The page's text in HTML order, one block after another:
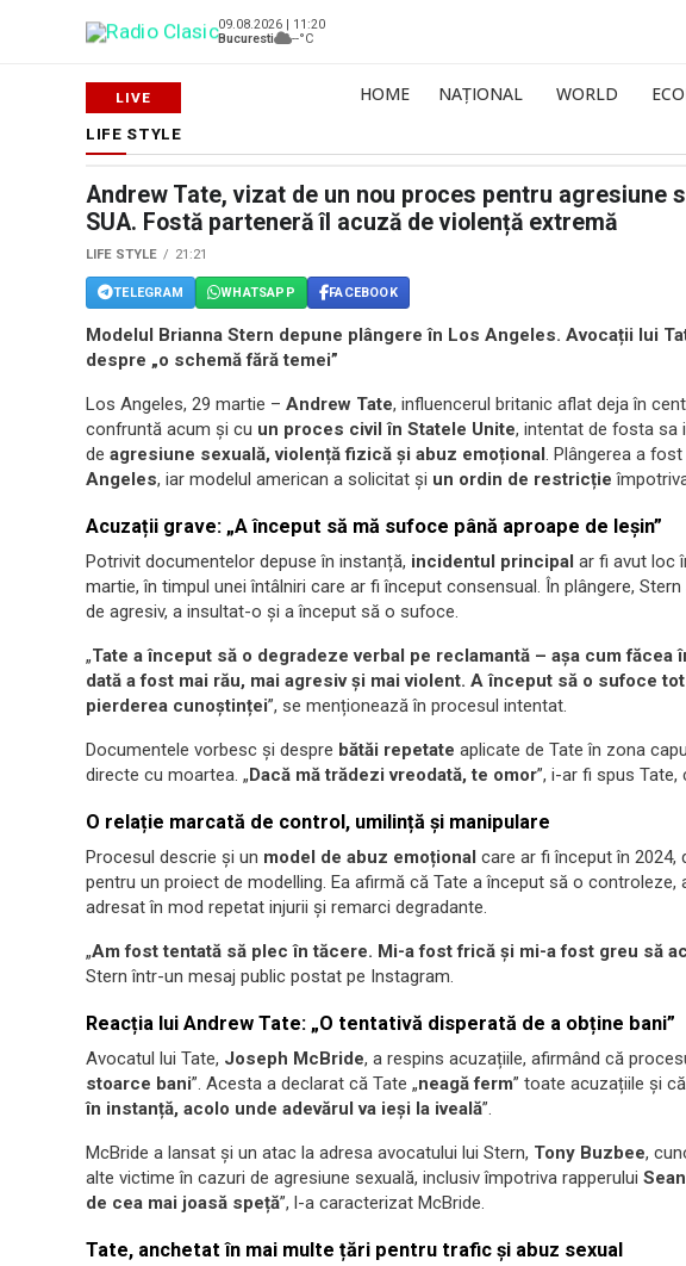
09.08.2026 | 11:20
Bucuresti
--°C
HOME NAȚIONAL WORLD
LIFE STYLE
Andrew Tate, vizat de un nou proces pentru agresiune
SUA. Fostă parteneră îl acuză de violență extremă
LIFE STYLE 21:21
TELEGRAM WHATSAPP FACEBOOK
Modelul Brianna Stern depune plângere în Los Angeles. Avocații lui
despre „o schemă fără temei”
Los Angeles, 29 martie – Andrew Tate, influencerul britanic aflat deja în
confruntă acum și cu un proces civil în Statele Unite, intentat de fosta sa
de agresiune sexuală, violență fizică și abuz emoțional. Plângerea a
Angeles, iar modelul american a solicitat și un ordin de restricție
Acuzații grave: „A început să mă sufoce până aproape de leșin”
Potrivit documentelor depuse în instanță, incidentul principal ar fi avut loc
martie, în timpul unei întâlniri care ar fi început consensual. În plângere,
de agresiv, a insultat-o și a început să o sufoce.
„Tate a început să o degradeze verbal pe reclamantă – așa cum făcea
dată a fost mai rău, mai agresiv și mai violent. A început să o sufoce
pierderea cunoștinței”, se menționează în procesul intentat.
Documentele vorbesc și despre bătăi repetate aplicate de Tate în zona
directe cu moartea. „Dacă mă trădezi vreodată, te omor”, i-ar fi spus
O relație marcată de control, umilință și manipulare
Procesul descrie și un model de abuz emoțional care ar fi început în 2024,
pentru un proiect de modelling. Ea afirmă că Tate a început să o controleze,
adresat în mod repetat injurii și remarci degradante.
„Am fost tentată să plec în tăcere. Mi-a fost frică și mi-a fost greu să
Stern într-un mesaj public postat pe Instagram.
Reacția lui Andrew Tate: „O tentativă disperată de a obține bani”
Avocatul lui Tate, Joseph McBride, a respins acuzațiile, afirmând că
stoarce bani”. Acesta a declarat că Tate „neagă ferm” toate acuzațiile și
în instanță, acolo unde adevărul va ieși la iveală”.
McBride a lansat și un atac la adresa avocatului lui Stern, Tony Buzbee,
alte victime în cazuri de agresiune sexuală, inclusiv împotriva rapperului
de cea mai joasă speță”, l-a caracterizat McBride.
Tate, anchetat în mai multe țări pentru trafic și abuz sexual